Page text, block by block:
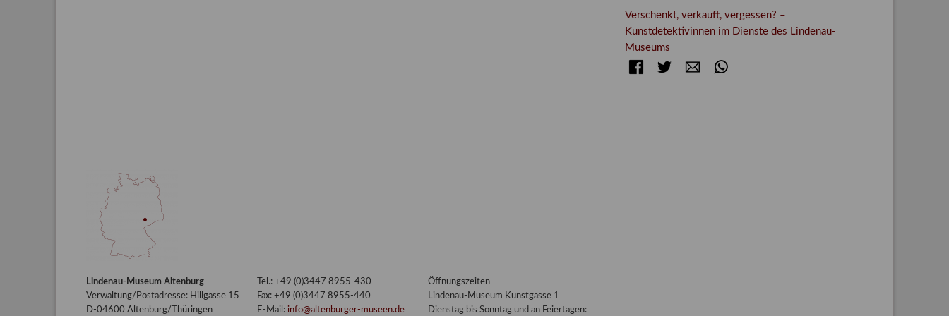
Verschenkt, verkauft, vergessen? –
Kunstdetektivinnen im Dienste des Lindenau-
Museums
FacebookTwitter E-mail
Lindenau-Museum Altenburg
Verwaltung/Postadresse: Hillgasse 15
D-04600 Altenburg/Thüringen
Tel.: +49 (0)3447 8955-430
Fax: +49 (0)3447 8955-440
E-Mail: info@altenburger-museen.de
Öffnungszeiten
Lindenau-Museum Kunstgasse 1
Dienstag bis Sonntag und an Feiertagen: